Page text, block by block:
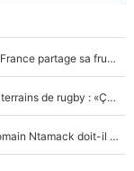
Mis de côté par Fabien Galthié, un joueur du XV de France partage sa frustration : «ils ne me l’ont pas dit tout de suite»
La raison d'être de Matthieu Jalibert en dehors des terrains de rugby : «Ça m'atteint autant que si tu touches à un membre de ma famille»
XV de France - Matthieu Jalibert a tout changé : Romain Ntamack doit-il s’inquiéter pour sa place à un an de la Coupe du monde ?